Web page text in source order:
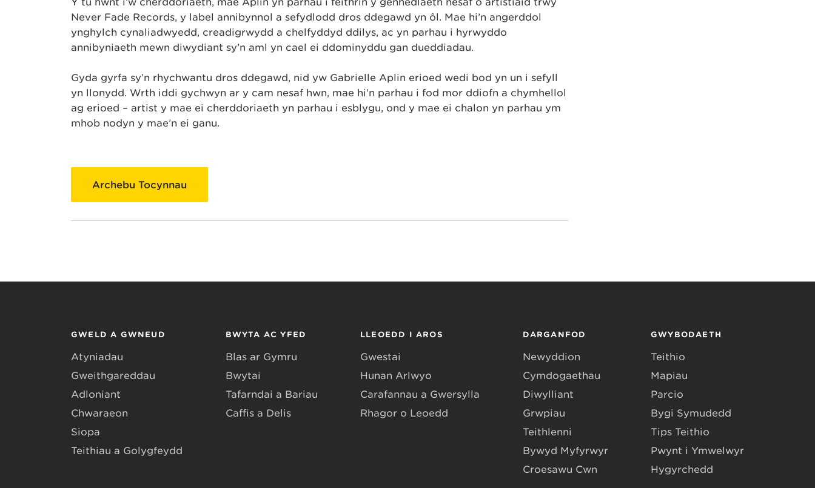
Never Fade Records, y label annibynnol a sefydlodd dros ddegawd yn ôl. Mae hi’n angerddol
ynghylch cynaliadwyedd, creadigrwydd a chelfyddyd ddilys, ac yn parhau i hyrwyddo
annibyniaeth mewn diwydiant sy’n aml yn cael ei ddominyddu gan dueddiadau.
Gyda gyrfa sy’n rhychwantu dros ddegawd, nid yw Gabrielle Aplin erioed wedi bod yn un i sefyll
yn llonydd. Wrth iddi gychwyn ar y cam nesaf hwn, mae hi’n parhau i fod mor ddiofn a chymhellol
ag erioed – artist y mae ei cherddoriaeth yn parhau i esblygu, ond y mae ei chalon yn parhau ym
mhob nodyn y mae’n ei ganu.
Archebu Tocynnau
GWELD A GWNEUD
Atyniadau
Gweithgareddau
Adloniant
Chwaraeon
Siopa
Teithiau a Golygfeydd
BWYTA AC YFED
Blas ar Gymru
Bwytai
Tafarndai a Bariau
Caffis a Delis
LLEOEDD I AROS
Gwestai
Hunan Arlwyo
Carafannau a Gwersylla
Rhagor o Leoedd
DARGANFOD
Newyddion
Cymdogaethau
Diwylliant
Grwpiau
Teithlenni
Bywyd Myfyrwyr
Croesawu Cŵn
GWYBODAETH
Teithio
Mapiau
Parcio
Bygi Symudedd
Tips Teithio
Pwynt i Ymwelwyr
Hygyrchedd